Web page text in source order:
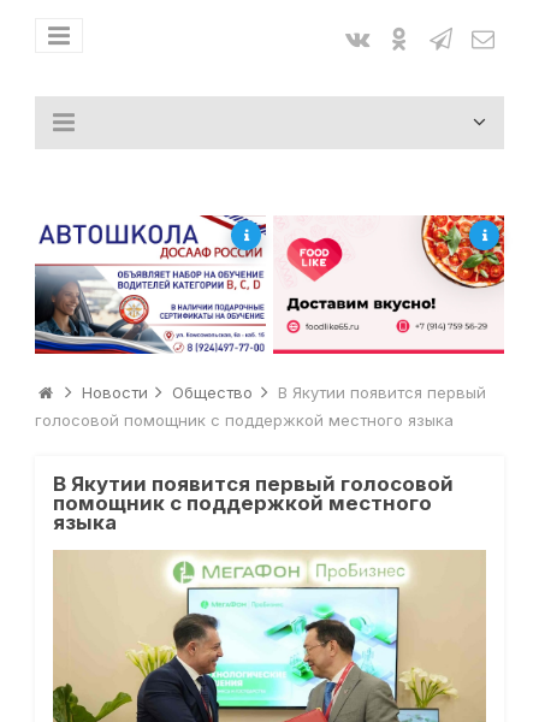
Новости Общество
В Якутии появится первый
голосовой помощник с поддержкой местного языка
В Якутии появится первый голосовой
помощник с поддержкой местного
языка